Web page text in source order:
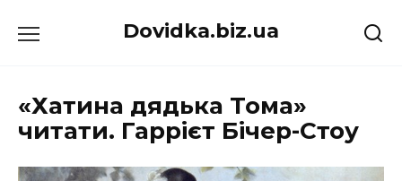
до
Dovidka.biz.ua
«Хатина дядька Тома»
читати. Гаррієт Бічер-Стоу